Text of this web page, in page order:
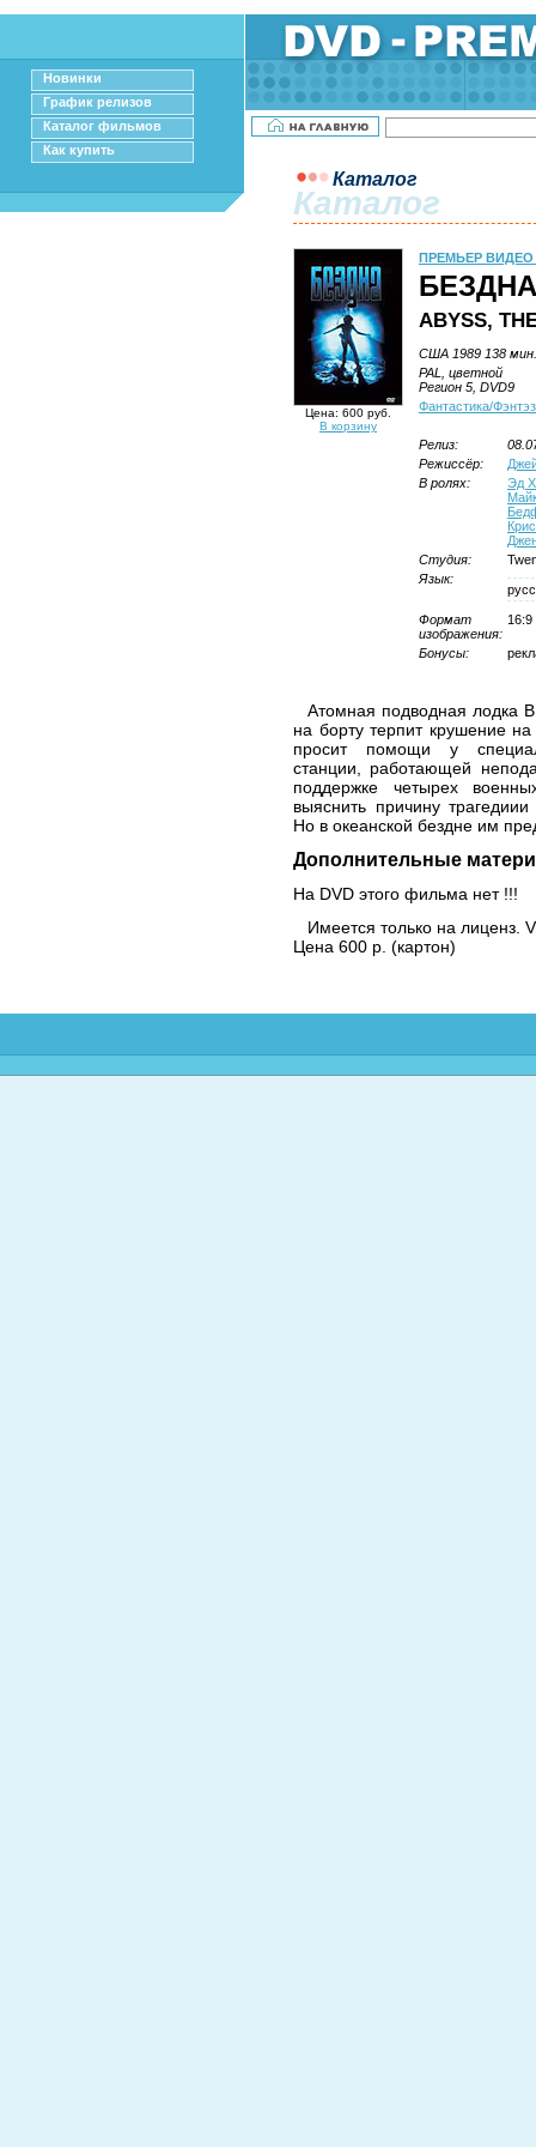
Новинки
График релизов
Каталог фильмов
Как купить
Каталог
Каталог
Цена: 600 руб.
В корзину
ПРЕМЬЕР
БЕЗДНА
ABYSS,
США 1989 138 мин.
PAL, цветной
Регион 5, DVD9
Фантастика/
Релиз:
Режиссёр:
В ролях:
Эд
Студия:
Язык:
Формат
изображения:
16:9
Бонусы:
Атомная подводная
на борту терпит крушение
просит помощи у
станции, работающей
поддержке четырех
выяснить причину
Но в океанской бездне им
Дополнительные
На DVD этого фильма нет !!!
Имеется только на лиценз.
Цена 600 р. (картон)